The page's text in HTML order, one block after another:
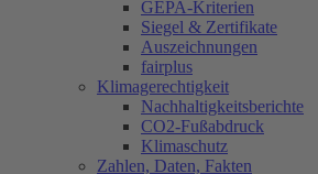
GEPA-Kriterien
Siegel & Zertifikate
Auszeichnungen
fairplus
Klimagerechtigkeit
Nachhaltigkeitsberichte
CO2-Fußabdruck
Klimaschutz
Zahlen, Daten, Fakten